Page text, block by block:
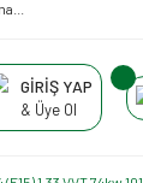
GİRİŞ YAP
& Üye Ol